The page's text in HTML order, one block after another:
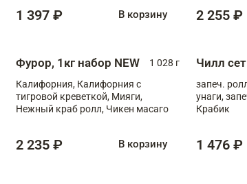
1 397 ₽ В корзину
чукой
2 255 ₽
Фурор, 1кг набор NEW
1 028 г
Калифорния, Калифорния с
тигровой креветкой, Мияги,
Нежный краб ролл, Чикен масаго
2 235 ₽ В корзину
Чилл
запеч.
унаги,
Крабик
1 476 ₽